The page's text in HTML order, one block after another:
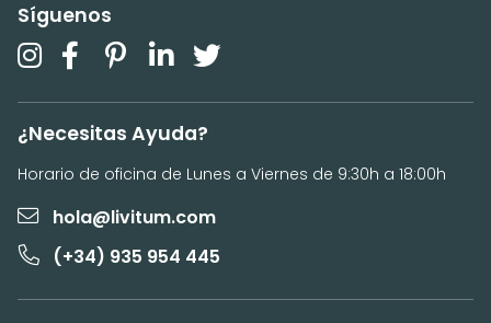
Síguenos
¿Necesitas Ayuda?
Horario de oficina de Lunes a Viernes de 9:30h a 18:00h
hola@livitum.com
(+34) 935 954 445